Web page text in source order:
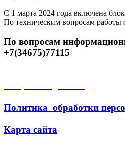
С 1 марта 2024 года включена
По техническим вопросам работы
По вопросам
+7(34675)77115
Политика обработки
Карта сайта